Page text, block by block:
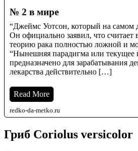
№ 2 в мире
“Джеймс Уотсон, который на
Он официально заявил, что считает
теорию рака полностью ложной и
“Нынешняя парадигма или текущее
предназначено для зарабатывания
лекарства действительно […]
Read More
redko-da-metko.ru
Гриб Coriolus versicolor